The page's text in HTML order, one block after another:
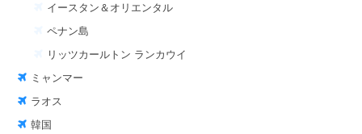
イースタン＆オリエンタル
ペナン島
リッツカールトン ランカウイ
ミャンマー
ラオス
韓国